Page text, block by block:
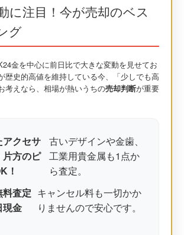
に注目！今が売却のベス
グ
金を中心に前日比で大きな変動を見せてお
歴史的高値を維持している今、「少しでも高
考えなら、相場が熱いうちの売却判断が重要
アクセサ
片方のピ
！
古いデザインや金歯、
工業用貴金属も1点か
ら査定。
料査定
現金
キャンセル料も一切かか
りませんので安心です。